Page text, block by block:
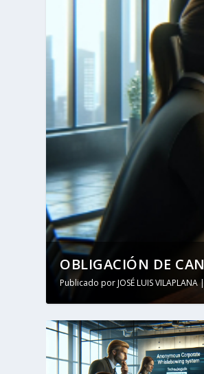
OBLIGACIÓN DE
Publicado porJOSÉ LUIS VILAPLANA